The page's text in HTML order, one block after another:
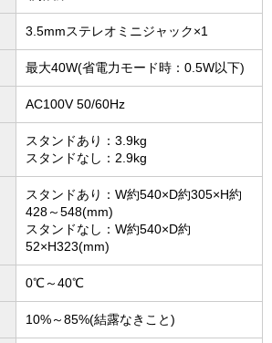
3.5mmステレオミニジャック×1
最大40W(省電力モード時：0.5W以下)
AC100V 50/60Hz
スタンドあり：3.9kg
スタンドなし：2.9kg
スタンドあり：W約540×D約305×H約
428～548(mm)
スタンドなし：W約540×D約
52×H323(mm)
0℃～40℃
10%～85%(結露なきこと)